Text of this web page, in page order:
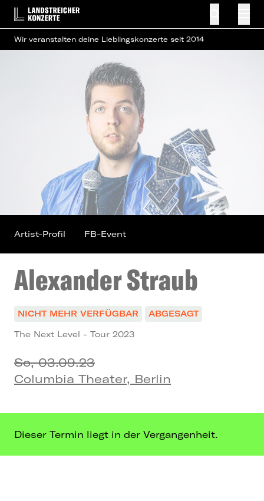
Wir veranstalten deine Lieblingskonzerte seit 2014
Alexander Straub
NICHT MEHR VERFÜGBAR
ABGESAGT
The Next Level - Tour 2023
So, 03.09.23
Columbia Theater, Berlin
Artist-Profil FB-Event
Dieser Termin liegt in der Vergangenheit.